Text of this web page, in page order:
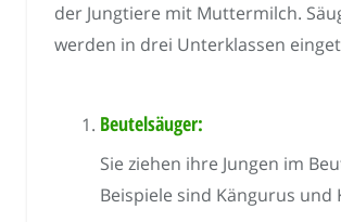
der Jungtiere mit Muttermilch.
werden in drei Unterklassen
Beutelsäuger:
Sie ziehen ihre Jungen im
Beispiele sind Kängurus und